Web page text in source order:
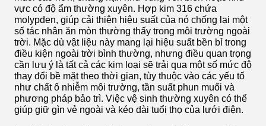
vực có độ ẩm thường xuyên. Hợp kim 316 chứa
molypden, giúp cải thiện hiệu suất của nó chống lại một
số tác nhân ăn mòn thường thấy trong môi trường ngoài
trời. Mặc dù vật liệu này mang lại hiệu suất bền bỉ trong
điều kiện ngoài trời bình thường, nhưng điều quan trọng
cần lưu ý là tất cả các kim loại sẽ trải qua một số mức độ
thay đổi bề mặt theo thời gian, tùy thuộc vào các yếu tố
như chất ô nhiễm môi trường, tần suất phun muối và
phương pháp bảo trì. Việc vệ sinh thường xuyên có thể
giúp giữ gìn vẻ ngoài và kéo dài tuổi thọ của lưới điện.